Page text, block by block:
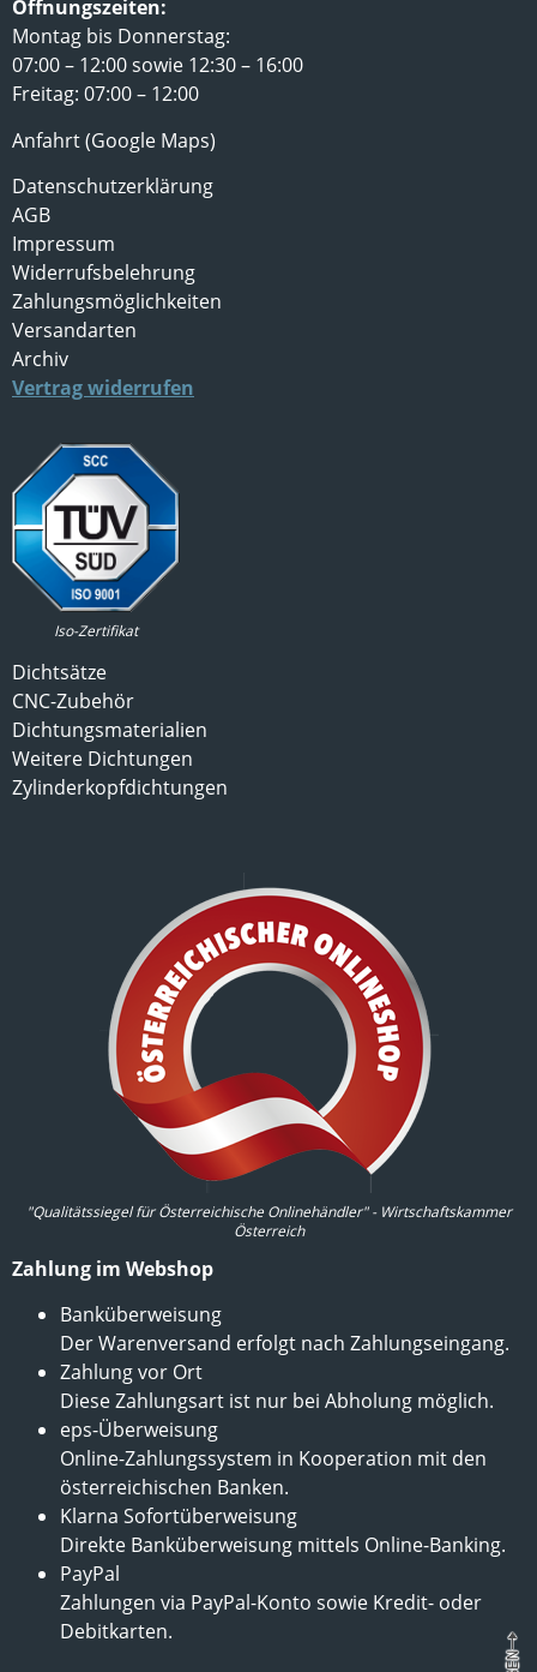
Öffnungszeiten:
Montag bis Donnerstag:
07:00 – 12:00 sowie 12:30 – 16:00
Freitag: 07:00 – 12:00
Anfahrt (Google Maps)
Datenschutzerklärung
AGB
Impressum
Widerrufsbelehrung
Zahlungsmöglichkeiten
Versandarten
Archiv
Vertrag widerrufen
Iso-Zertifikat
Dichtsätze
CNC-Zubehör
Dichtungsmaterialien
Weitere Dichtungen
Zylinderkopfdichtungen
"Qualitätssiegel für Österreichische Onlinehändler" - Wirtschaftskammer
Österreich
Zahlung im Webshop
Banküberweisung
Der Warenversand erfolgt nach Zahlungseingang.
Zahlung vor Ort
Diese Zahlungsart ist nur bei Abholung möglich.
eps-Überweisung
Online-Zahlungssystem in Kooperation mit den
österreichischen Banken.
Klarna Sofortüberweisung
Direkte Banküberweisung mittels Online-Banking.
PayPal
Zahlungen via PayPal-Konto sowie Kredit- oder
Debitkarten.